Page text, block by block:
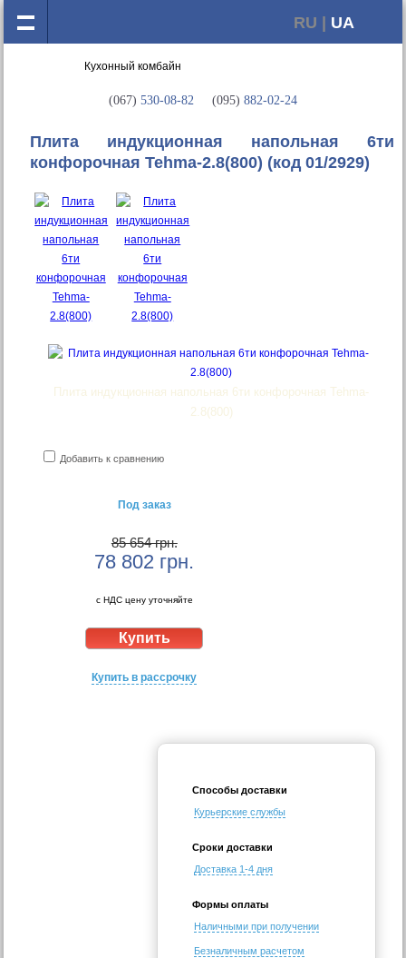
RU | UA
(067) 530-08-82 (095) 882-02-24
Плита индукционная напольная 6ти
конфорочная Tehma-2.8(800) (код 01/2929)
Плита индукционная напольная 6ти конфорочная Tehma-
2.8(800)
Добавить к сравнению
Под заказ
85 654 грн.
78 802 грн.
с НДС цену уточняйте
Купить в рассрочку
Способы доставки
Курьерские службы
Сроки доставки
Доставка 1-4 дня
Формы оплаты
Наличными при получении
Безналичным расчетом